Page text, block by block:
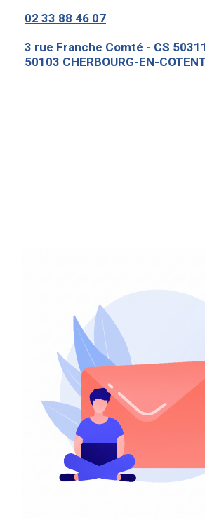
02 33 88 46 07
3 rue Franche Comté - CS 50311
50103 CHERBOURG-EN-